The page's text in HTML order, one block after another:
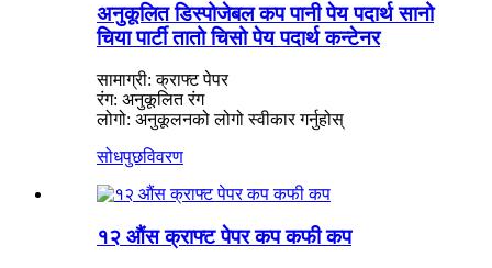
अनुकूलित डिस्पोजेबल कप पानी पेय पदार्थ सानो
चिया पार्टी तातो चिसो पेय पदार्थ कन्टेनर
सामाग्री: क्राफ्ट पेपर
रंग: अनुकूलित रंग
लोगो: अनुकूलनको लोगो स्वीकार गर्नुहोस्
सोधपुछविवरण
१२ औंस क्राफ्ट पेपर कप कफी कप